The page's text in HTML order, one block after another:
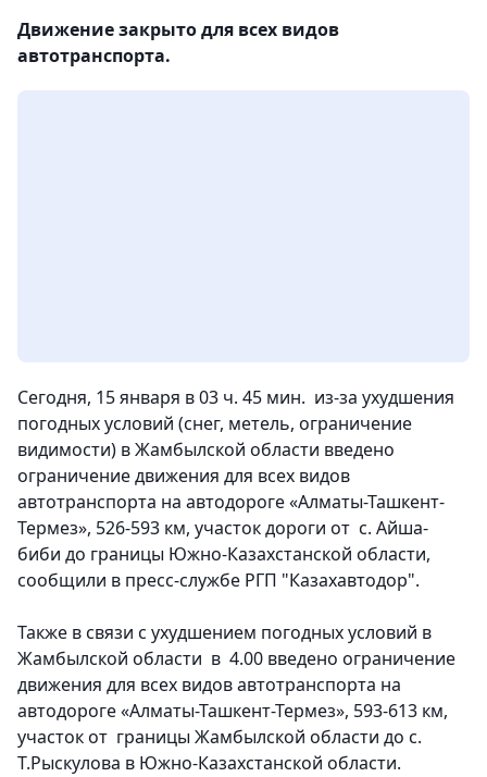
Движение закрыто для всех видов
автотранспорта.
Сегодня, 15 января в 03 ч. 45 мин. из-за ухудшения
погодных условий (снег, метель, ограничение
видимости) в Жамбылской области введено
ограничение движения для всех видов
автотранспорта на автодороге «Алматы-Ташкент-
Термез», 526-593 км, участок дороги от с. Айша-
биби до границы Южно-Казахстанской области,
сообщили в пресс-службе РГП "Казахавтодор".
Также в связи с ухудшением погодных условий в
Жамбылской области в 4.00 введено ограничение
движения для всех видов автотранспорта на
автодороге «Алматы-Ташкент-Термез», 593-613 км,
участок от границы Жамбылской области до с.
Т.Рыскулова в Южно-Казахстанской области.